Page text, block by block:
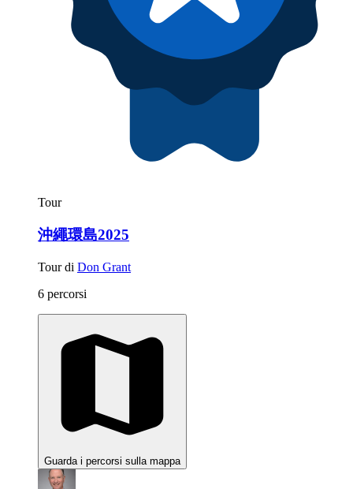
Tour
沖繩環島2025
Tour di Don Grant
6 percorsi
Guarda i percorsi sulla mappa